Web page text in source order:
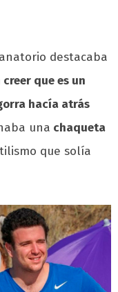
destacaba
que es un
hacía atrás
una chaqueta
que solía